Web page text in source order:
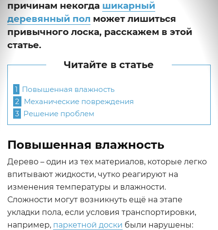
причинам некогда шикарный
деревянный пол может лишиться
привычного лоска, расскажем в этой
статье.
Читайте в статье
1 Повышенная влажность
2 Механические повреждения
3 Решение проблем
Повышенная влажность
Дерево – один из тех материалов, которые легко
впитывают жидкости, чутко реагируют на
изменения температуры и влажности.
Сложности могут возникнуть ещё на этапе
укладки пола, если условия транспортировки,
например, паркетной доски были нарушены: